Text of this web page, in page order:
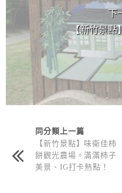
下
【新竹景點
同分類上一篇
【新竹景點】味衛佳柿
餅觀光農場。滿滿柿子
美景、IG打卡熱點！